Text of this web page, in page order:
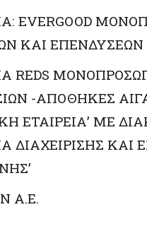
EVERGOOD
ΚΑΙ ΕΠΕΝΔΥΣΕΩΝ
REDS
-ΑΠΟΘΗΚΕΣ
ΕΤΑΙΡΕΙΑ’ ΜΕ
ΔΙΑΧΕΙΡΙΣΗΣ
A.E.